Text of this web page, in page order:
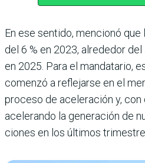
En ese sentido, mencionó
del 6 % en 2023, alrededor
en 2025. Para el mandatario,
comenzó a reflejarse en el
proceso de ace­leración y, con
acelerando la generación de
ciones en los últimos